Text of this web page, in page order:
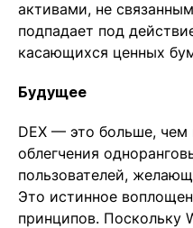
активами, не
подпадает под
касающихся ценных
Будущее
DEX — это больше, чем
облегчения
пользователей,
Это истинное
принципов. Поскольку